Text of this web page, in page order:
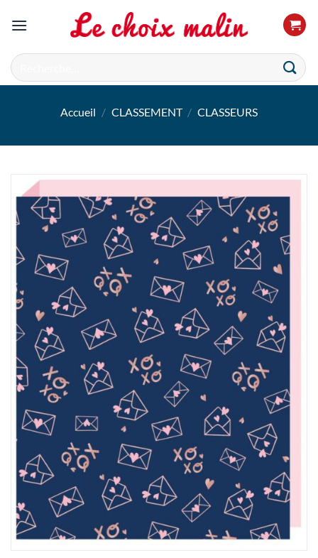
Recherche
pour :
Accueil / CLASSEMENT / CLASSEURS